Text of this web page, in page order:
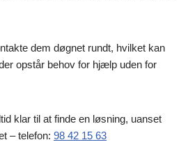
dem døgnet rundt, hvilket kan
opstår behov for hjælp uden for
klar til at finde en løsning, uanset
– telefon: 98 42 15 63